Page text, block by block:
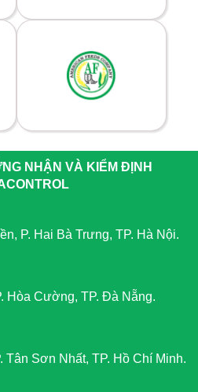
NHẬN VÀ KIỂM ĐỊNH
P. Hai Bà Trưng, TP. Hà Nội.
Hòa Cường, TP. Đà Nẵng.
Tân Sơn Nhất, TP. Hồ Chí Minh.